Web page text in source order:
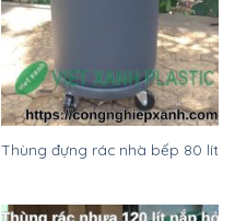
Thùng đựng rác nhà bếp 80 lít